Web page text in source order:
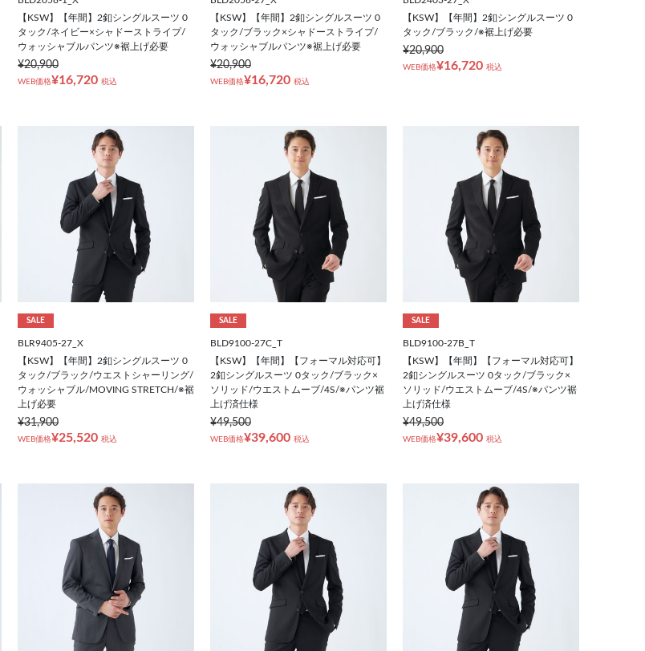
【KSW】【年間】2釦シングルスーツ 0
タック/ネイビー×シャドーストライプ/
ウォッシャブルパンツ※裾上げ必要
¥20,900
WEB価格¥16,720 税込
【KSW】【年間】2釦シングルスーツ 0
タック/ブラック×シャドーストライプ/
ウォッシャブルパンツ※裾上げ必要
¥20,900
WEB価格¥16,720 税込
【KSW】【年間】2釦シングルスーツ 0
タック/ブラック/※裾上げ必要
¥20,900
WEB価格¥16,720 税込
SALE
BLR9405-27_X
【KSW】【年間】2釦シングルスーツ 0
タック/ブラック/ウエストシャーリング/
ウォッシャブル/MOVING STRETCH/※裾
上げ必要
¥31,900
WEB価格¥25,520 税込
SALE
BLD9100-27C_T
【KSW】【年間】【フォーマル対応可】
2釦シングルスーツ 0タック/ブラック×
ソリッド/ウエストムーブ/4S/※パンツ裾
上げ済仕様
¥49,500
WEB価格¥39,600 税込
SALE
BLD9100-27B_T
【KSW】【年間】【フォーマル対応可】
2釦シングルスーツ 0タック/ブラック×
ソリッド/ウエストムーブ/4S/※パンツ裾
上げ済仕様
¥49,500
WEB価格¥39,600 税込